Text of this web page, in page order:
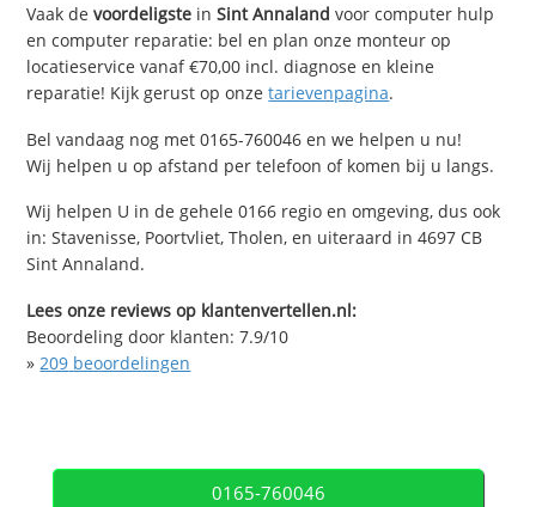
Vaak devoordeligste inSint Annaland voor computer hulp
en computer reparatie: bel en plan onze monteur op
locatieservice vanaf €70,00 incl. diagnose en kleine
reparatie! Kijk gerust op onzetarievenpagina.
Bel vandaag nog met 0165-760046 en we helpen u nu!
Wij helpen u op afstand per telefoon of komen bij u langs.
Wij helpen U in de gehele 0166 regio en omgeving, dus ook
in: Stavenisse, Poortvliet, Tholen, en uiteraard in 4697 CB
Sint Annaland.
Lees onze reviews op klantenvertellen.nl:
Beoordeling door klanten:7.9/10
»209 beoordelingen
0165-760046